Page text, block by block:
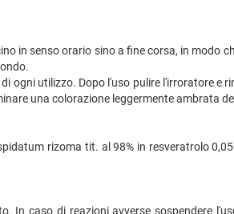
in senso orario sino a fine corsa, in modo
ogni utilizzo. Dopo l'uso pulire l'irroratore
una colorazione leggermente ambrata
rizoma tit. al 98% in resveratrolo
In caso di reazioni avverse sospendere